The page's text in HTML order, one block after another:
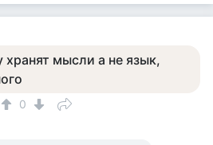
хранят мысли а не язык,
0